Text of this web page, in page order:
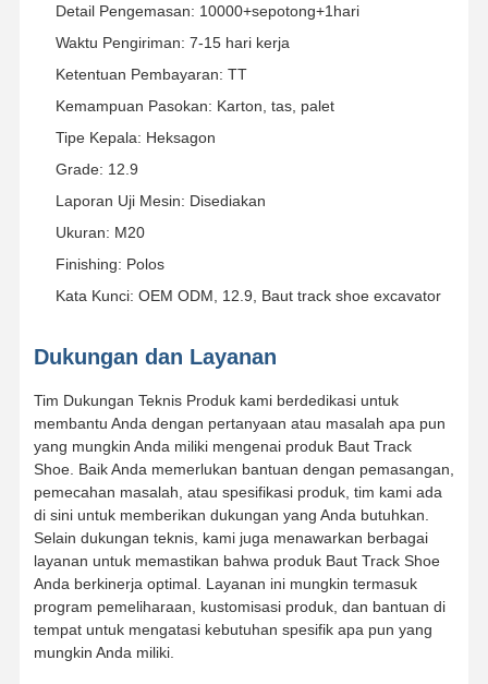
Detail Pengemasan: 10000+sepotong+1hari
Waktu Pengiriman: 7-15 hari kerja
Ketentuan Pembayaran: TT
Kemampuan Pasokan: Karton, tas, palet
Tipe Kepala: Heksagon
Grade: 12.9
Laporan Uji Mesin: Disediakan
Ukuran: M20
Finishing: Polos
Kata Kunci: OEM ODM, 12.9, Baut track shoe excavator
Dukungan dan Layanan
Tim Dukungan Teknis Produk kami berdedikasi untuk
membantu Anda dengan pertanyaan atau masalah apa pun
yang mungkin Anda miliki mengenai produk Baut Track
Shoe. Baik Anda memerlukan bantuan dengan pemasangan,
pemecahan masalah, atau spesifikasi produk, tim kami ada
di sini untuk memberikan dukungan yang Anda butuhkan.
Selain dukungan teknis, kami juga menawarkan berbagai
layanan untuk memastikan bahwa produk Baut Track Shoe
Anda berkinerja optimal. Layanan ini mungkin termasuk
program pemeliharaan, kustomisasi produk, dan bantuan di
tempat untuk mengatasi kebutuhan spesifik apa pun yang
mungkin Anda miliki.